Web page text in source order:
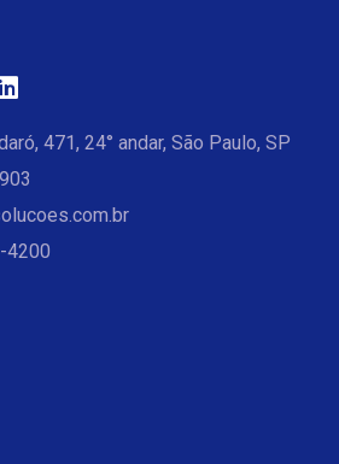
471, 24° andar, São Paulo, SP
4200